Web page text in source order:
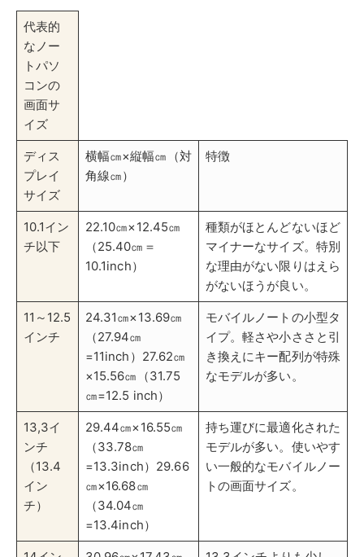
チ以下
11～12.5
インチ
×15.56㎝（31.75
㎝=12.5 inch）
なモデルが多い。
13,3イ
ンチ
（13.4
イン
（33.78㎝
=13.3inch）29.66
㎝×16.68㎝
（34.04㎝
モデルが多い。使いやす
い一般的なモバイルノー
トの画面サイズ。
14イン
チ
30.96㎝×17.43㎝
（35.56㎝
=14inch）※アスペ
クト比16:928.45㎝
×21.33㎝（35.56
㎝=14inch）※アス
ペクト比3:2
13.3インチよりも少し
大きい画面サイズのモバ
イルノート。14インチ
には3:2のアスペクト比
い。
15.6イン
チ
34.54㎝×19.43㎝
（39.62㎝
=15.6inch）
パソコンをあまり持ち出
さない用途向け。画面サ
学ドライブが搭載されて